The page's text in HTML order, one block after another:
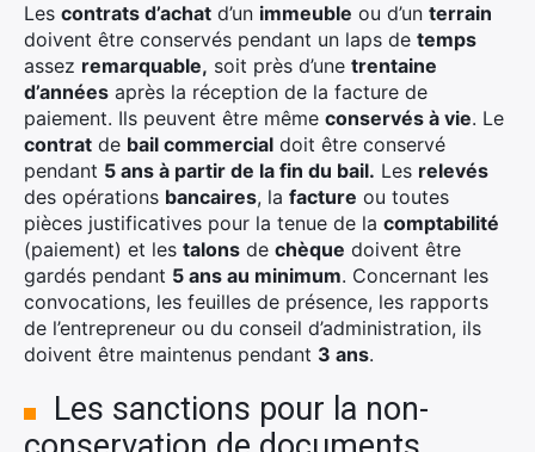
Les contrats d’achat d’un immeuble ou d’un terrain
doivent être conservés pendant un laps de temps
assez remarquable, soit près d’une trentaine
d’années après la réception de la facture de
paiement. Ils peuvent être même conservés à vie. Le
contrat de bail commercial doit être conservé
pendant 5 ans à partir de la fin du bail. Les relevés
des opérations bancaires, la facture ou toutes
pièces justificatives pour la tenue de la comptabilité
(paiement) et les talons de chèque doivent être
gardés pendant 5 ans au minimum. Concernant les
convocations, les feuilles de présence, les rapports
de l’entrepreneur ou du conseil d’administration, ils
doivent être maintenus pendant 3 ans.
Les sanctions pour la non-
Rechercher
: